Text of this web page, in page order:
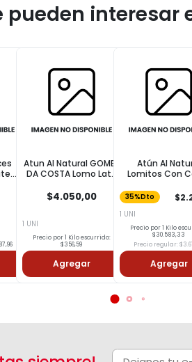
pueden interesar
Atun Al Natural GOMES
DA COSTA Lomo Lata
$4.050,00
1 UNI
Precio por 1 Kilo escurrido:
$356,59
Agregar
Atún Al
Lomitos Con
35%Dto
1 UNI
Precio por 1 Kilo
$30.583,33
Precio regular:
Agregar